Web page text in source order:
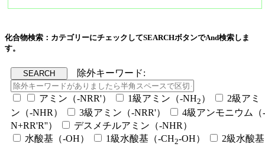
化合物検索：カテゴリーにチェックしてSEARCHボタンでAnd検索しま
す。
除外キーワード:
アミン（-NRR'） 1級アミン（-NH2 ）
2級アミ
ン（-NHR）
3級アミン（-NRR'）
4級アンモニウム（-
N+RR'R''）
デスメチルアミン（-NHR）
水酸基（-OH）
1級水酸基（-CH2-OH）
2級水酸基